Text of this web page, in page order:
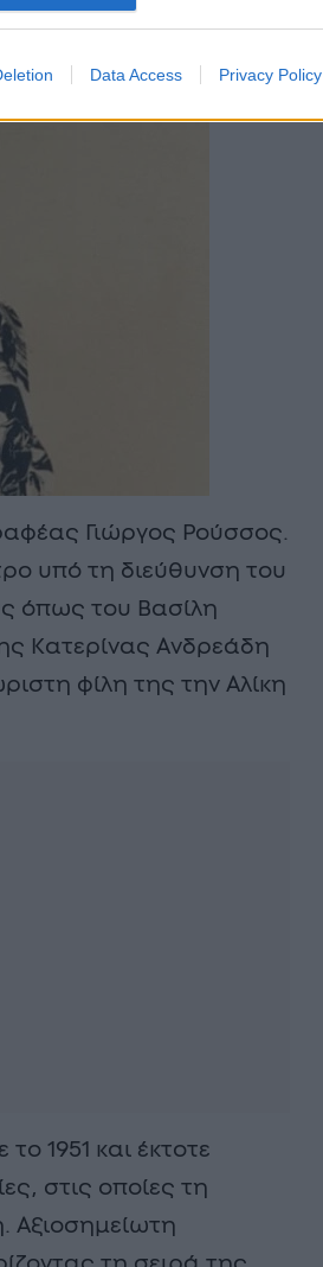
Data Access Privacy Policy
Γιώργος Ρούσσος.
υπό τη διεύθυνση του
όπως του Βασίλη
Κατερίνας Ανδρεάδη
φίλη της την Αλίκη
1951 και έκτοτε
στις οποίες τη
Αξιοσημείωτη